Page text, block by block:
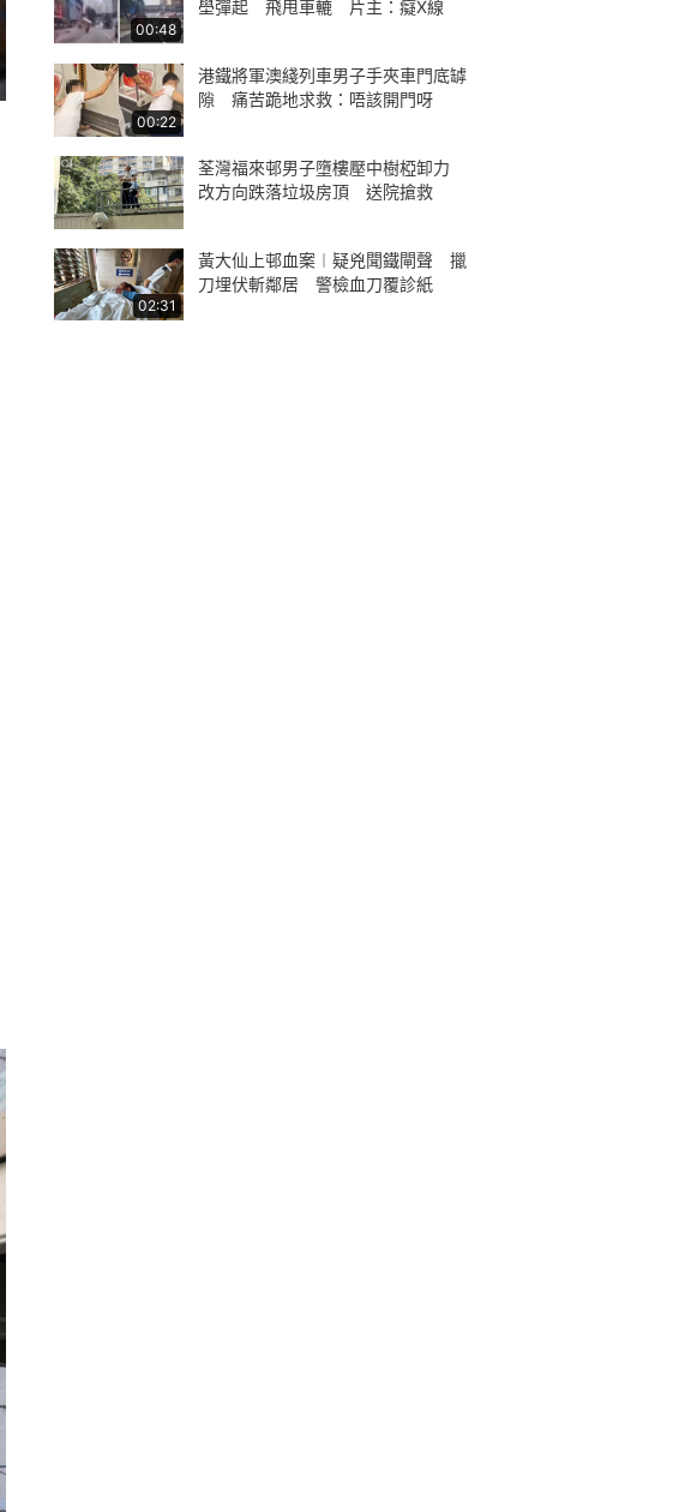
00:48
壆彈起 飛甩車轆 片主：癡X線
00:22
港鐵將軍澳綫列車男子手夾車門底罅
隙 痛苦跪地求救：唔該開門呀
荃灣福來邨男子墮樓壓中樹椏卸力
改方向跌落垃圾房頂 送院搶救
02:31
黃大仙上邨血案︱疑兇聞鐵閘聲 擸
刀埋伏斬鄰居 警檢血刀覆診紙